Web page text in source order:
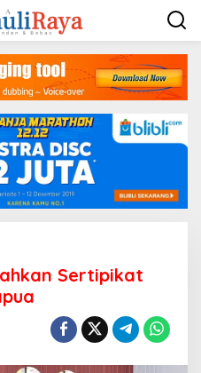
Sertipikat